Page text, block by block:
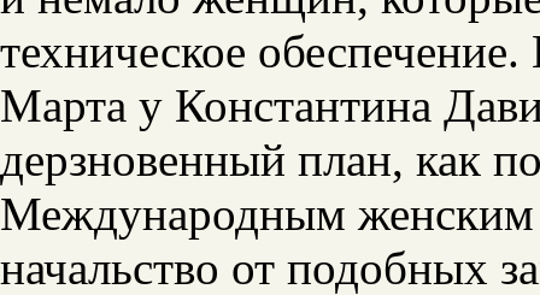
техническое
Марта у Константина
дерзновенный план, как
Международным женским
начальство от подобных